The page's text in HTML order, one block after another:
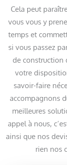
Cela peut
vous vous y
temps et
si vous passez
de construction
votre
savoir-faire
accompagnons
meilleures
appel à nous,
ainsi que nos
rien nos